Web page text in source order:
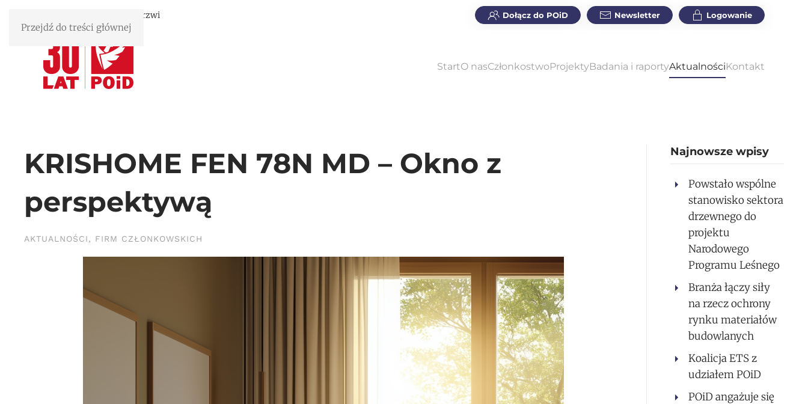
Przejdź do treści głównej
Związek Polskie Okna i Drzwi Dołącz do POiD Newsletter Logowanie
StartO nasCzłonkostwoProjektyBadania i raportyAktualnościKontakt
KRISHOME FEN 78N MD – Okno z
perspektywą
AKTUALNOŚCI, FIRM CZŁONKOWSKICH
Najnowsze wpisy
Powstało wspólne
stanowisko sektora
drzewnego do
projektu
Narodowego
Programu Leśnego
Branża łączy siły
na rzecz ochrony
rynku materiałów
budowlanych
Koalicja ETS z
udziałem POiD
POiD angażuje się